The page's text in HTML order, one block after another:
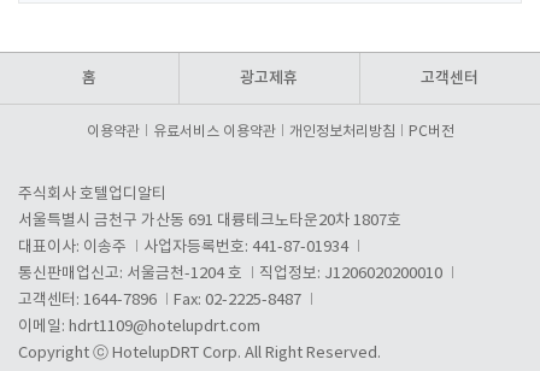
홈 광고제휴 고객센터
이용약관 유료서비스 이용약관 개인정보처리방침 PC버전
주식회사 호텔업디알티
서울특별시 금천구 가산동 691 대륭테크노타운20차 1807호
대표이사: 이송주
사업자등록번호: 441-87-01934
통신판매업신고: 서울금천-1204 호
직업정보: J1206020200010
고객센터: 1644-7896
Fax: 02-2225-8487
이메일: hdrt1109@hotelupdrt.com
Copyright ⓒ HotelupDRT Corp. All Right Reserved.